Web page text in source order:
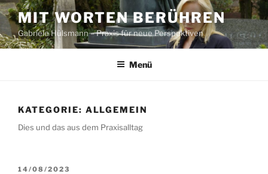
Zum
Inhalt
springen
MIT WORTEN BERÜHREN
Gabriele Hülsmann – Praxis für neue Perspektiven
Menü
KATEGORIE: ALLGEMEIN
Dies und das aus dem Praxisalltag
VERÖFFENTLICHT
14/08/2023